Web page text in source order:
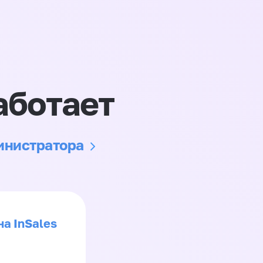
InSales